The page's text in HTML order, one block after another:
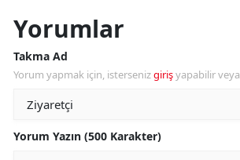
Yorumlar
Takma Ad
Yorum yapmak için, istersenizgirişyapabilir veya
Yorum Yazın (500 Karakter)